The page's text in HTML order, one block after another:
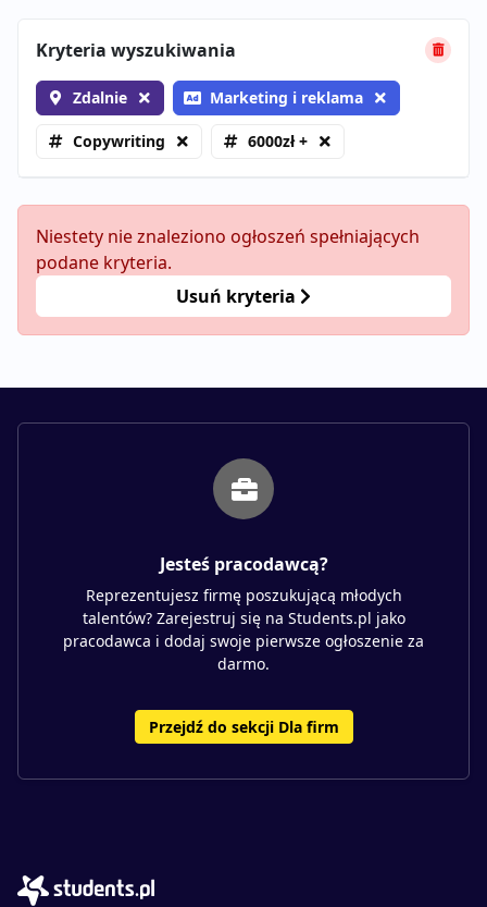
Kryteria wyszukiwania
Zdalnie Marketing i reklama
Copywriting 6000zł +
Niestety nie znaleziono ogłoszeń spełniających
podane kryteria.
Usuń kryteria
Jesteś pracodawcą?
Reprezentujesz firmę poszukującą młodych
talentów? Zarejestruj się na Students.pl jako
pracodawca i dodaj swoje pierwsze ogłoszenie za
darmo.
Przejdź do sekcji Dla firm